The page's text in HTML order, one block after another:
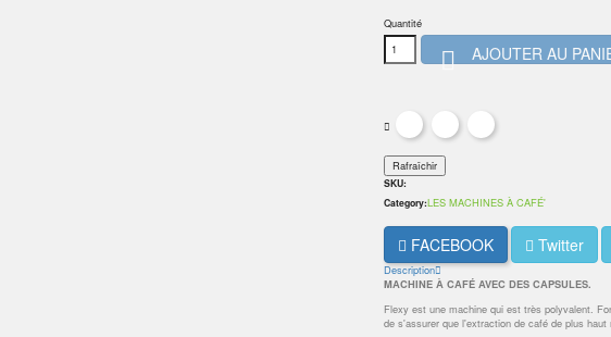
Quantité
 AJOUTER AU
SKU:
Category:LES MACHINES À CAFÉ'
FACEBOOK Twitter
Description
MACHINE À CAFÉ AVEC DES CAPSULES.
Flexy est une machine qui est très polyvalent.
de s'assurer que l'extraction de café de plus